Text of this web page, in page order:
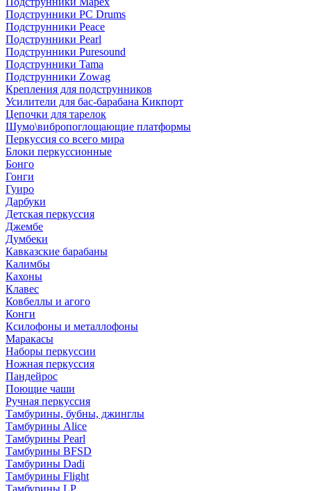
Подструнники PC Drums
Подструнники Peace
Подструнники Pearl
Подструнники Puresound
Подструнники Tama
Подструнники Zowag
Крепления для подструнников
Усилители для бас-барабана Кикпорт
Цепочки для тарелок
Шумо\вибропоглощающие платформы
Перкуссия со всего мира
Блоки перкуссионные
Бонго
Гонги
Гуиро
Дарбуки
Детская перкуссия
Джембе
Думбеки
Кавказские барабаны
Калимбы
Кахоны
Клавес
Ковбеллы и агого
Конги
Ксилофоны и металлофоны
Маракасы
Наборы перкуссии
Ножная перкуссия
Пандейрос
Поющие чаши
Ручная перкуссия
Тамбурины, бубны, джинглы
Тамбурины Alice
Тамбурины Pearl
Тамбурины BFSD
Тамбурины Dadi
Тамбурины Flight
Тамбурины LP